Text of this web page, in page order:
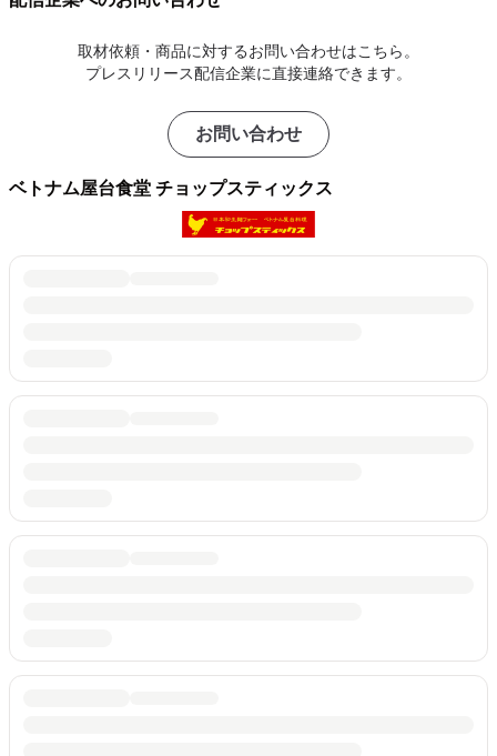
取材依頼・商品に対するお問い合わせはこちら。
プレスリリース配信企業に直接連絡できます。
お問い合わせ
ベトナム屋台食堂 チョップスティックス